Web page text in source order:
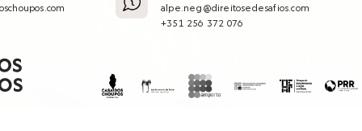
alpe.neg@direitosedesafios.com
+351 256 372 076